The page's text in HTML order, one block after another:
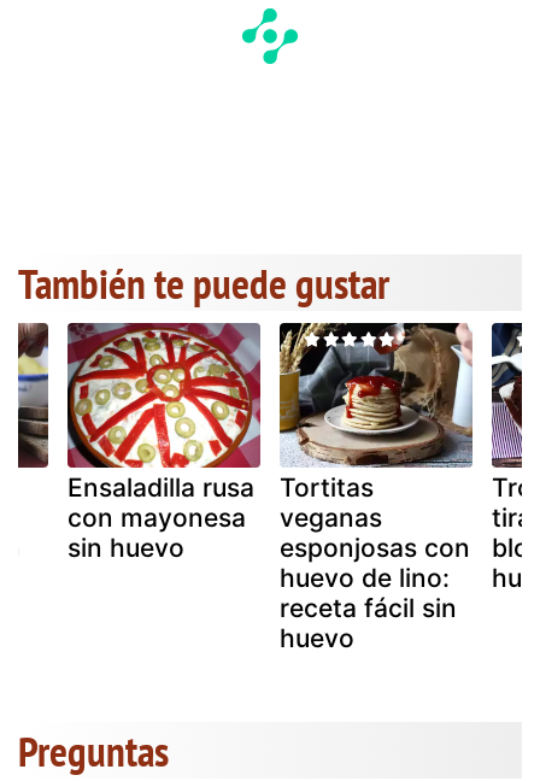
También te puede gustar
Ensaladilla rusa
con mayonesa
sin huevo
Tortitas
veganas
esponjosas con
huevo de lino:
receta fácil sin
huevo
Preguntas